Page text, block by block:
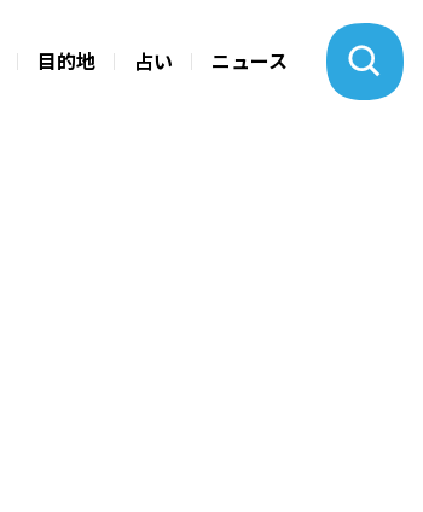
目的地 占い ニュース